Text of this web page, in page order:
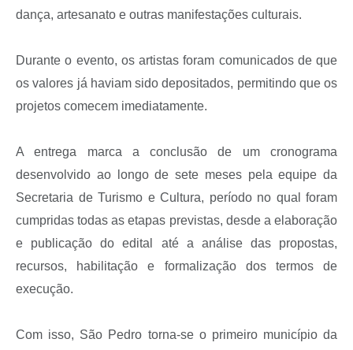
dança, artesanato e outras manifestações culturais.
Durante o evento, os artistas foram comunicados de que
os valores já haviam sido depositados, permitindo que os
projetos comecem imediatamente.
A entrega marca a conclusão de um cronograma
desenvolvido ao longo de sete meses pela equipe da
Secretaria de Turismo e Cultura, período no qual foram
cumpridas todas as etapas previstas, desde a elaboração
e publicação do edital até a análise das propostas,
recursos, habilitação e formalização dos termos de
execução.
Com isso, São Pedro torna-se o primeiro município da